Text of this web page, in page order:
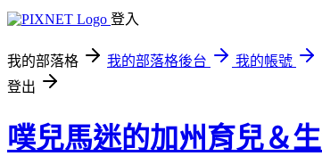
登入
我的部落格 我的部落格後台
我的帳號
登出
噗兒馬迷的加州育兒＆